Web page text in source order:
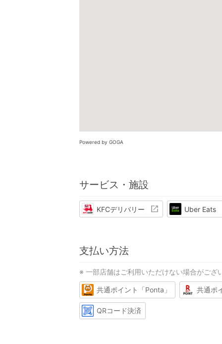
Powered by GOGA
サービス・施設
KFCデリバリー Uber Eats
支払い方法
※ 一部店舗はご利用いただけない場合がござ
共通ポイント「Ponta」 共通ポ
QRコード決済